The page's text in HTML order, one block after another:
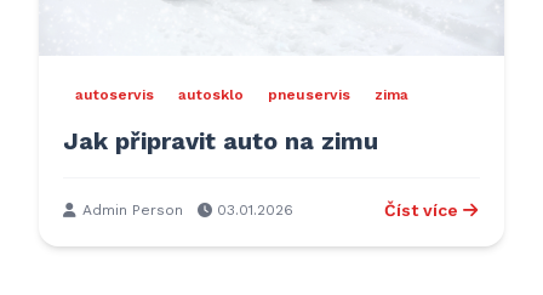
autoservis autosklo pneuservis zima
Jak připravit auto na zimu
Admin Person 03.01.2026 Číst více